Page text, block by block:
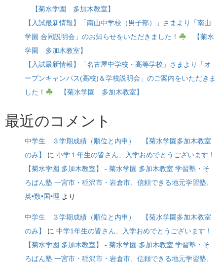
【菊水学園 多加木教室】
【入試最新情報】「南山中学校（男子部）」さまより「南山
学園 合同説明会」のお知らせをいただきました！
【菊水
学園 多加木教室】
【入試最新情報】「名古屋中学校・高等学校」さまより「オ
ープンキャンパス(高校)＆学校説明会」のご案内をいただきま
した！
【菊水学園 多加木教室】
最近のコメント
中学生 ３学期成績（順位と内申） 【菊水学園多加木教室
のみ】
に 小学１年生の皆さん、入学おめでとうございます！
【菊水学園 多加木教室】 - 菊水学園 多加木教室 学習塾・そ
ろばん塾 一宮市・稲沢市・岩倉市、信頼できる地元学習塾、
英•数•国•理 より
中学生 ３学期成績（順位と内申） 【菊水学園多加木教室
のみ】
に 中学1年生の皆さん、入学おめでとうございます！
【菊水学園 多加木教室】 - 菊水学園 多加木教室 学習塾・そ
ろばん塾 一宮市・稲沢市・岩倉市、信頼できる地元学習塾、